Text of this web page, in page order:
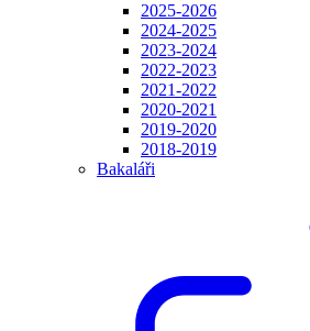
2025-2026
2024-2025
2023-2024
2022-2023
2021-2022
2020-2021
2019-2020
2018-2019
Bakaláři